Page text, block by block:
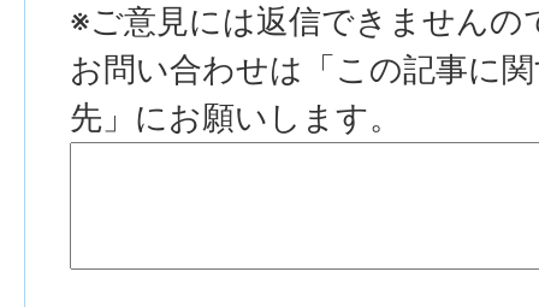
※ご意見には返信できませんの
お問い合わせは「この記事に
先」にお願いします。